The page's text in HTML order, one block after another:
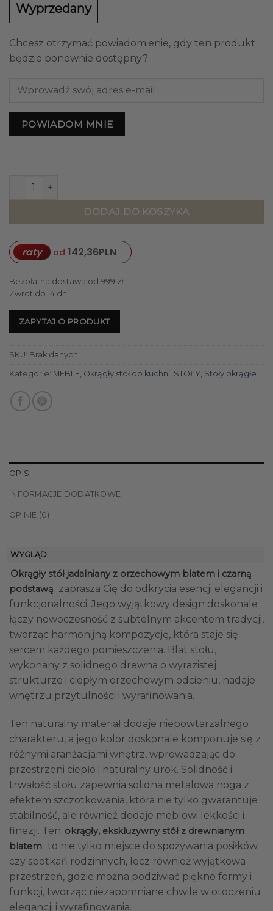
Wyprzedany
Chcesz otrzymać powiadomienie, gdy ten produkt
będzie ponownie dostępny?
POWIADOM MNIE
ilość STÓŁ okrągły, jadalniany, drewniany, orzechowy
DODAJ DO KOSZYKA
raty od 142,36PLN
Bezpłatna dostawa od 999 zł
Zwrot do 14 dni
ZAPYTAJ O PRODUKT
SKU: Brak danych
Kategorie: MEBLE, Okrągły stół do kuchni, STOŁY, Stoły okrągłe
OPIS
INFORMACJE DODATKOWE
OPINIE (0)
WYGLĄD
Okrągły stół jadalniany z orzechowym blatem i czarną
podstawą zaprasza Cię do odkrycia esencji elegancji i
funkcjonalności. Jego wyjątkowy design doskonale
łączy nowoczesność z subtelnym akcentem tradycji,
tworząc harmonijną kompozycję, która staje się
sercem każdego pomieszczenia. Blat stołu,
wykonany z solidnego drewna o wyrazistej
strukturze i ciepłym orzechowym odcieniu, nadaje
wnętrzu przytulności i wyrafinowania.
Ten naturalny materiał dodaje niepowtarzalnego
charakteru, a jego kolor doskonale komponuje się z
różnymi aranżacjami wnętrz, wprowadzając do
przestrzeni ciepło i naturalny urok. Solidność i
trwałość stołu zapewnia solidna metalowa noga z
efektem szczotkowania, która nie tylko gwarantuje
stabilność, ale również dodaje meblowi lekkości i
finezji. Ten okrągły, ekskluzywny stół z drewnianym
blatem to nie tylko miejsce do spożywania posiłków
czy spotkań rodzinnych, lecz również wyjątkowa
przestrzeń, gdzie można podziwiać piękno formy i
funkcji, tworząc niezapomniane chwile w otoczeniu
elegancji i wyrafinowania.